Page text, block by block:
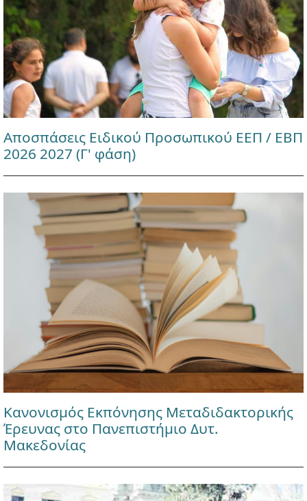
Αποσπάσεις Ειδικού Προσωπικού ΕΕΠ / ΕΒΠ
2026 2027 (Γ' φάση)
Κανονισμός Εκπόνησης Μεταδιδακτορικής
Έρευνας στο Πανεπιστήμιο Δυτ.
Μακεδονίας